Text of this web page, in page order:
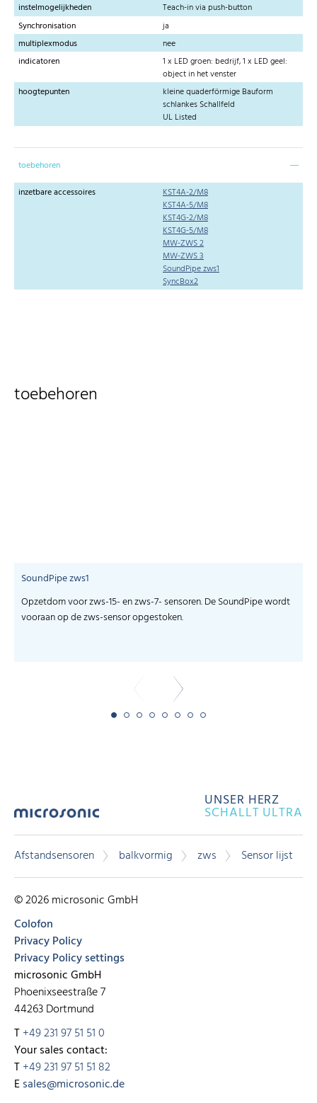
instelmogelijkheden
Teach-in via push-button
Synchronisation
ja
multiplexmodus
nee
indicatoren
1 x LED groen: bedrijf, 1 x LED geel:
object in het venster
hoogtepunten
kleine quaderförmige Bauform
schlankes Schallfeld
UL Listed
toebehoren
inzetbare accessoires
KST4A-2/M8
KST4A-5/M8
KST4G-2/M8
KST4G-5/M8
MW-ZWS 2
MW-ZWS 3
SoundPipe zws1
SyncBox2
toebehoren
SoundPipe zws1
Opzetdom voor zws-15- en zws-7- sensoren. De SoundPipe wordt
vooraan op de zws-sensor opgestoken.
UNSER HERZ
SCHALLT ULTRA
Afstandsensoren balkvormig zws Sensor lijst
© 2026 microsonic GmbH
Colofon
Privacy Policy
Privacy Policy settings
microsonic GmbH
Phoenixseestraße 7
44263 Dortmund
T+49 231 97 51 51 0
Your sales contact:
T+49 231 97 51 51 82
Esales@microsonic.de